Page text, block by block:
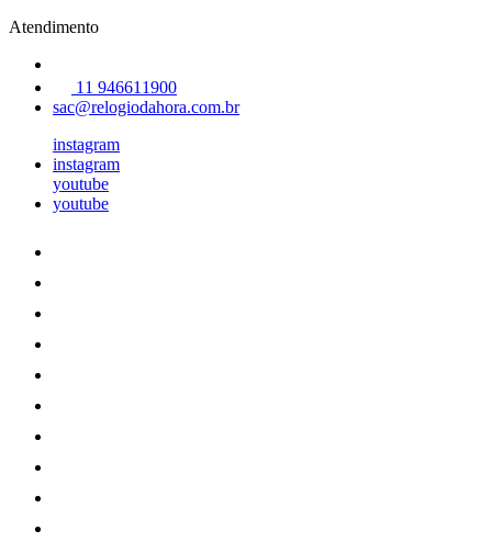
Atendimento
11 946611900
sac@relogiodahora.com.br
instagram
instagram
youtube
youtube